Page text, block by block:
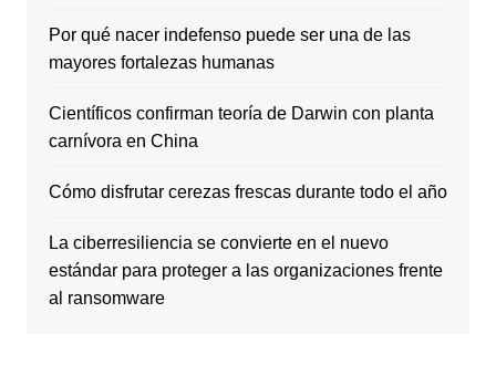
Por qué nacer indefenso puede ser una de las
mayores fortalezas humanas
Científicos confirman teoría de Darwin con planta
carnívora en China
Cómo disfrutar cerezas frescas durante todo el año
La ciberresiliencia se convierte en el nuevo
estándar para proteger a las organizaciones frente
al ransomware